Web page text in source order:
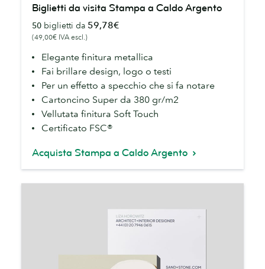
visita
Stampa
Caldo
Argento
Biglietti da visita Stampa a Caldo Argento
50 biglietti da 59,78€
(49,00€ IVA escl.)
Elegante finitura metallica
Fai brillare design, logo o testi
Per un effetto a specchio che si fa notare
Cartoncino Super da 380 gr/m2
Vellutata finitura Soft Touch
Certificato FSC®
Acquista Stampa a Caldo Argento